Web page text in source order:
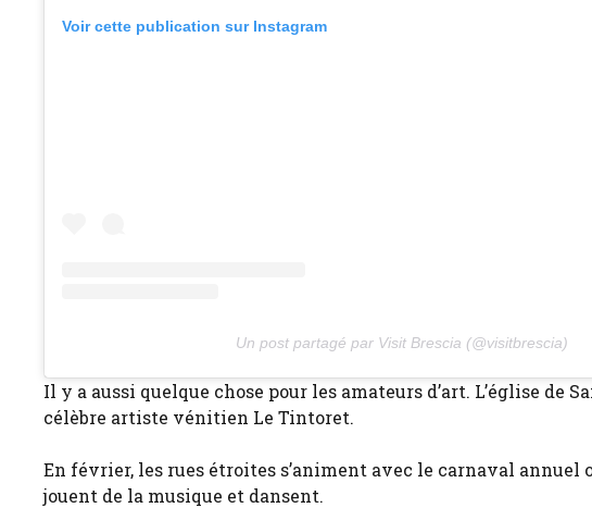
Voir cette publication sur Instagram
Un post partagé par Visit Brescia (@visitbrescia)
Il y a aussi quelque chose pour les amateurs d’art. L’église de
célèbre artiste vénitien Le Tintoret.
En février, les rues étroites s’animent avec le carnaval
jouent de la musique et dansent.